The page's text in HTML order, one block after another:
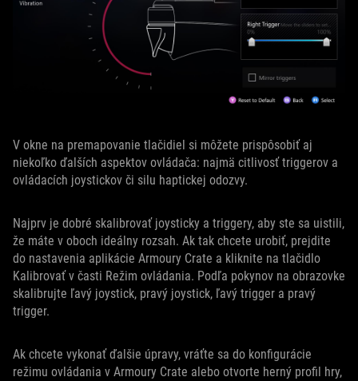
V okne na premapovanie tlačidiel si môžete prispôsobiť aj
niekoľko ďalších aspektov ovládača: najmä citlivosť triggerov a
ovládacích joystickov či silu haptickej odozvy.
Najprv je dobré skalibrovať joysticky a triggery, aby ste sa uistili,
že máte v oboch ideálny rozsah. Ak tak chcete urobiť, prejdite
do nastavenia aplikácie Armoury Crate a kliknite na tlačidlo
Kalibrovať v časti Režim ovládania. Podľa pokynov na obrazovke
skalibrujte ľavý joystick, pravý joystick, ľavý trigger a pravý
trigger.
Ak chcete vykonať ďalšie úpravy, vráťte sa do konfigurácie
režimu ovládania v Armoury Crate alebo otvorte herný profil hry,